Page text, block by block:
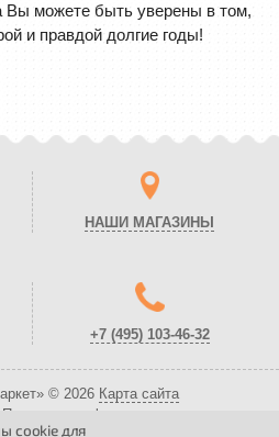
Вы можете быть уверены в том,
и правдой долгие годы!
НАШИ МАГАЗИНЫ
+7 (495)103-46-32
© 2026 Карта сайта
Политика конфиденциальности.
cookie для